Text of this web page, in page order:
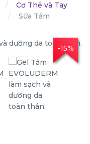
Cơ Thể và Tay
Sữa Tắm
-15%